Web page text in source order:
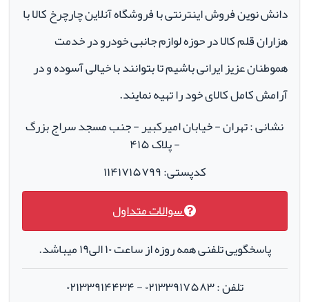
دانش نوین فروش اینترنتی با فروشگاه آنلاین چارچرخ کالا با
هزاران قلم کالا در حوزه لوازم جانبی خودرو در خدمت
هموطنان عزیز ایرانی باشیم تا بتوانند با خیالی آسوده و در
آرامش کامل کالای خود را تهیه نمایند.
نشانی : تهران - خیابان امیرکبیر - جنب مسجد سراج بزرگ
- پلاک ۴۱۵
کدپستی: ۱۱۴۱۷۱۵۷۹۹
سوالات متداول
پاسخگویی تلفنی همه روزه از ساعت ۱۰ الی۱۹ میباشد.
تلفن : ۰۲۱۳۳۹۱۷۵۸۳ - ۰۲۱۳۳۹۱۴۴۳۴